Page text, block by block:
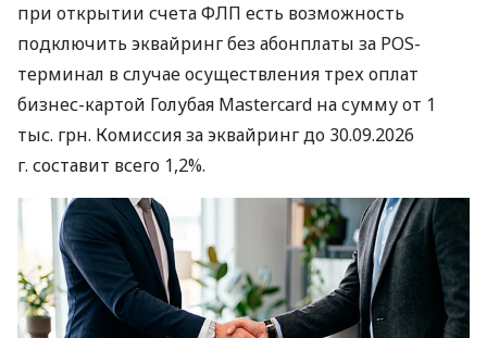
при открытии счета ФЛП есть возможность
подключить эквайринг без абонплаты за POS-
терминал в случае осуществления трех оплат
бизнес-картой Голубая Mastercard на сумму от 1
тыс. грн. Комиссия за эквайринг до 30.09.2026
г. составит всего 1,2%.